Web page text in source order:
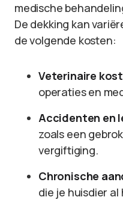
medische
De dekking kan
de volgende kosten:
Veterinaire
operaties en
Accidenten en
zoals een
vergiftiging.
Chronische
die je huisdier